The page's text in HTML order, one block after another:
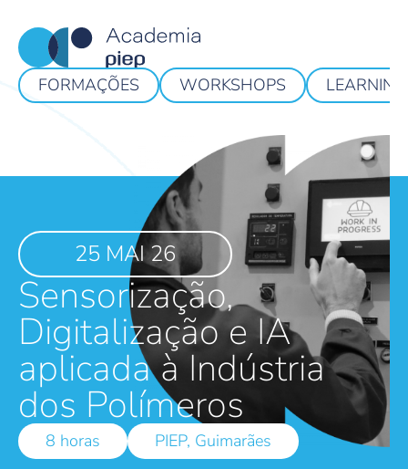
FORMAÇÕES WORKSHOPS
25 MAI 26
Sensorização,
Digitalização e IA
aplicada à Indústria
dos Polímeros
8 horas PIEP, Guimarães